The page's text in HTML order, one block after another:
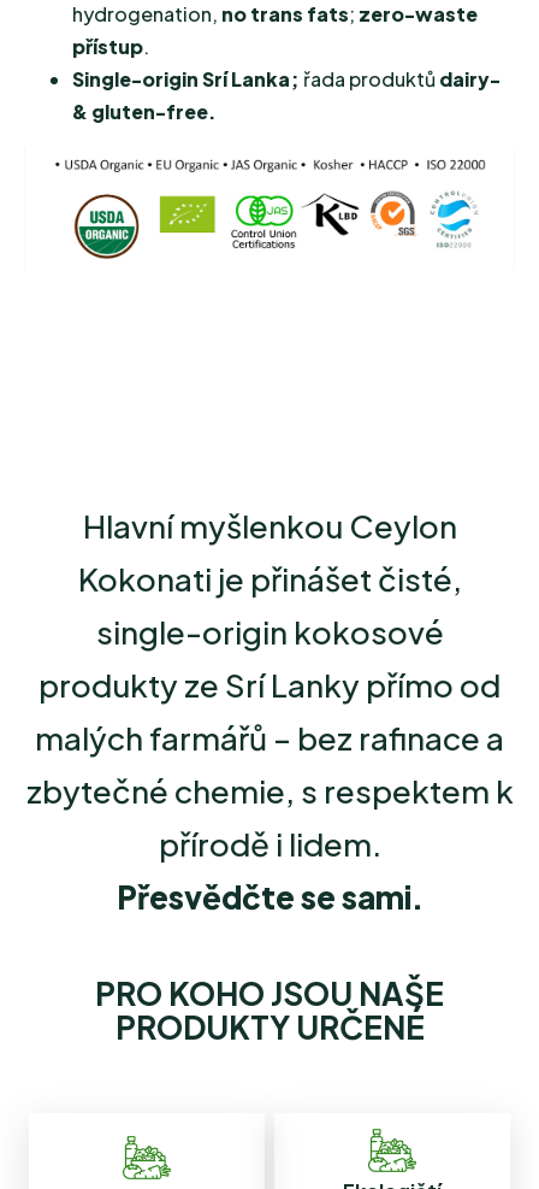
hydrogenation, no trans fats; zero-waste
přístup.
Single-origin Srí Lanka; řada produktůdairy-
& gluten-free.
Hlavní myšlenkou Ceylon
Kokonati je přinášet čisté,
single-origin kokosové
produkty ze Srí Lanky přímo od
malých farmářů – bez rafinace a
zbytečné chemie, s respektem k
přírodě i lidem.
Přesvědčte se sami.
PRO KOHO JSOU NAŠE
PRODUKTY URČENÉ